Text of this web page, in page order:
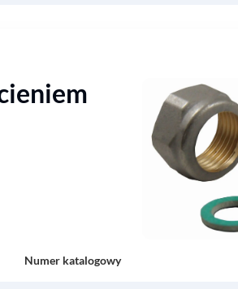
Numer katalogowy